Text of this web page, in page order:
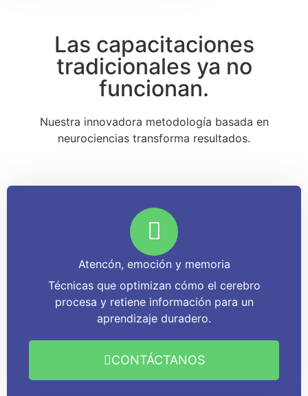
Las capacitaciones
tradicionales ya no
funcionan.
Nuestra innovadora metodología basada en
neurociencias transforma resultados.
Atencón, emoción y memoria
Técnicas que optimizan cómo el cerebro
procesa y retiene información para un
aprendizaje duradero.
CONTÁCTANOS